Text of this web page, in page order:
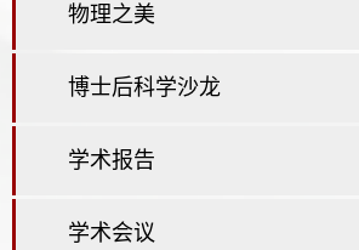
物理之美
博士后科学沙龙
学术报告
学术会议